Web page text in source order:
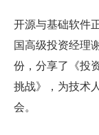
开源与基础软件
国高级投资经理
份，分享了《投
挑战》，为技术
会。